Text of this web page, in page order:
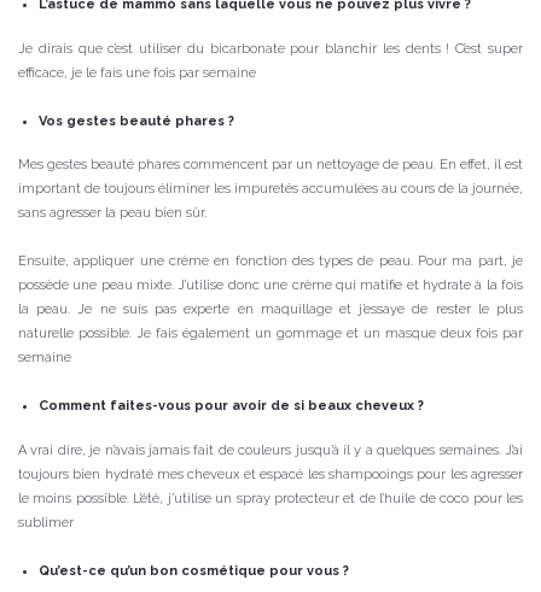
L’astuce de mammò sans laquelle vous ne pouvez plus vivre ?
Je dirais que c’est utiliser du bicarbonate pour blanchir les dents ! C’est super
efficace, je le fais une fois par semaine
Vos gestes beauté phares ?
Mes gestes beauté phares commencent par un nettoyage de peau. En effet, il est
important de toujours éliminer les impuretés accumulées au cours de la journée,
sans agresser la peau bien sûr.
Ensuite, appliquer une crème en fonction des types de peau. Pour ma part, je
possède une peau mixte. J’utilise donc une crème qui matifie et hydrate à la fois
la peau. Je ne suis pas experte en maquillage et j’essaye de rester le plus
naturelle possible. Je fais également un gommage et un masque deux fois par
semaine
Comment faites-vous pour avoir de si beaux cheveux ?
A vrai dire, je n’avais jamais fait de couleurs jusqu’à il y a quelques semaines. J’ai
toujours bien hydraté mes cheveux et espacé les shampooings pour les agresser
le moins possible. L’été, j’utilise un spray protecteur et de l’huile de coco pour les
sublimer
Qu’est-ce qu’un bon cosmétique pour vous ?